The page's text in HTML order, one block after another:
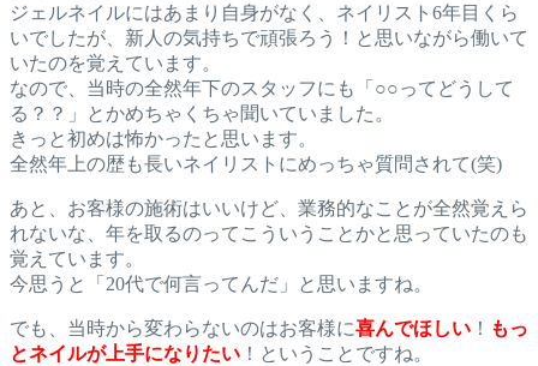
ジェルネイルにはあまり自身がなく、ネイリスト6年目くら
いでしたが、新人の気持ちで頑張ろう！と思いながら働いて
いたのを覚えています。
なので、当時の全然年下のスタッフにも「○○ってどうして
る？？」とかめちゃくちゃ聞いていました。
きっと初めは怖かったと思います。
全然年上の歴も長いネイリストにめっちゃ質問されて(笑)
あと、お客様の施術はいいけど、業務的なことが全然覚えら
れないな、年を取るのってこういうことかと思っていたのも
覚えています。
今思うと「20代で何言ってんだ」と思いますね。
でも、当時から変わらないのはお客様に喜んでほしい ！ もっ
とネイルが上手になりたい ！ということですね。